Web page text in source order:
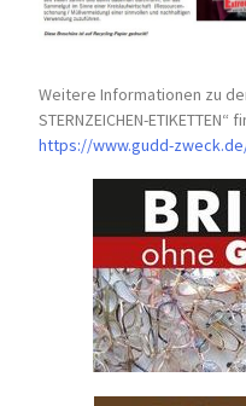
Weitere Informationen zu
STERNZEICHEN-ETIKETTEN“
https://www.gudd-